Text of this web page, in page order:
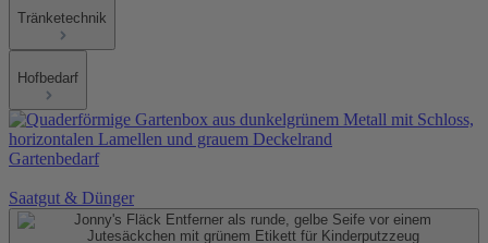
Tränketechnik
Hofbedarf
Gartenbedarf
Saatgut & Dünger